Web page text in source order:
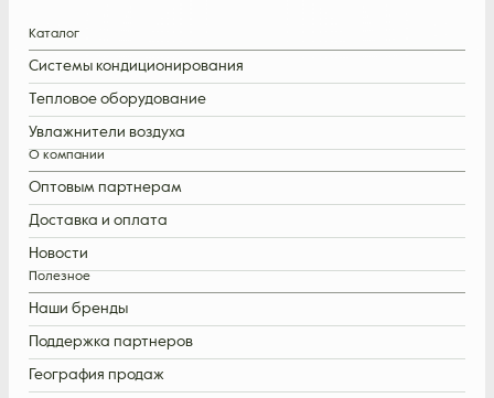
Каталог
Системы кондиционирования
Тепловое оборудование
Увлажнители воздуха
О компании
Оптовым партнерам
Доставка и оплата
Новости
Полезное
Наши бренды
Поддержка партнеров
География продаж